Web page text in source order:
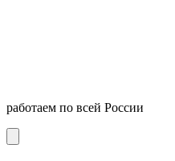
работаем по всей России